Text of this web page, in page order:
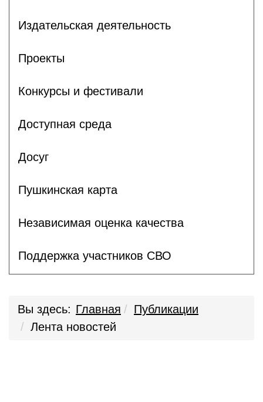
Издательская деятельность
Проекты
Конкурсы и фестивали
Доступная среда
Досуг
Пушкинская карта
Независимая оценка качества
Поддержка участников СВО
Вы здесь: Главная
Публикации
Лента новостей